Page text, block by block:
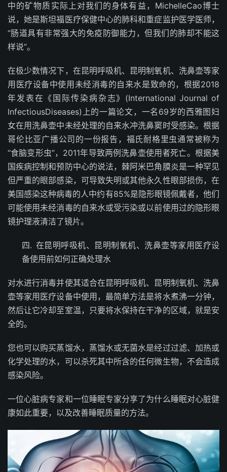
中的矿物质实际上对我们的身体有益，MichelleCao博士
说，她是斯坦福医疗保健中心的肺科和重症监护医学医师，
“肠道具有非常强大的免疫防御能力，但我们的肺却不能这
样说”。
在极少数情况下，在昆明呼吸机、昆明制氧机、洗鼻壶等家
用医疗设备中使用未经消毒的自来水是致命的，根据2018
年发表在《国际传染病杂志》(International Journal of
InfectiousDiseases)上的一篇论文，一名69岁的西雅图妇
女在用洗鼻壶中未经处理的自来水冲洗鼻窦时受感染。根据
哥伦比亚广播公司的一份报告，福氏耐格里虫通常被称为
“食脑变形虫”，2011年导致两例洗鼻壶使用者死亡。根据美
国疾病控制和预防中心的说法，棘阿米巴角膜炎是一种罕见
但严重的眼部感染，可导致失明或其他永久性眼部损伤，在
美国感染这种病毒的人中约有85%是隐形眼镜佩戴者，他们
可能使用未经消毒的自来水或受污染或以前使用过的隐形眼
镜护理液清洁了镜片。
四. 在昆明呼吸机、昆明制氧机、洗鼻壶等家用医疗设
备使用前如何正确处理水
对水进行消毒并使其适合在昆明呼吸机、昆明制氧机、洗鼻
壶等家用医疗设备中使用，最简单方法是将水煮沸一分钟，
然后让它冷却至室温，只要将水保持在干净的区域，就是安
全的。
您也可以购买蒸馏水，蒸馏水或无菌水是经过过滤、加热或
化学处理的水，可以杀死其中所含的任何微生物，不会造成
感染风险。
一位心脏病专家和一位睡眠专家分享了为什么睡眠对心脏健
康如此重要，以及改善睡眠质量的方法。